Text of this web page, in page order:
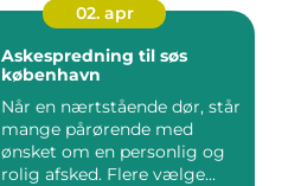
02. apr
Askespredning til søs
københavn
Når en nærtstående dør, står
mange pårørende med
ønsket om en personlig og
rolig afsked. Flere vælge...